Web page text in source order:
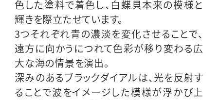
色した塗料で着色し、白蝶貝本来の模様と
輝きを際立たせています。
3つそれぞれ青の濃淡を変化させることで、
遠方に向かうにつれて色彩が移り変わる広
大な海の情景を演出。
深みのあるブラックダイアルは、光を反射す
ることで波をイメージした模様が浮かび上